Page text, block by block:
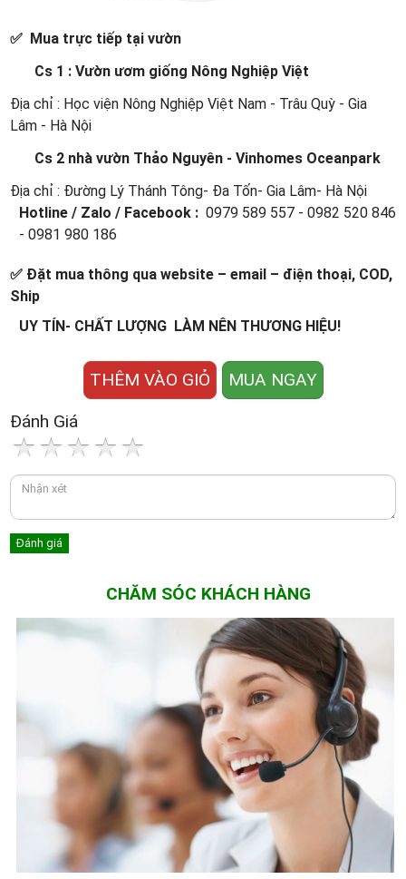
✅ Mua trực tiếp tại vườn
Cs 1 : Vườn ươm giống Nông Nghiệp Việt
Địa chỉ : Học viện Nông Nghiệp Việt Nam - Trâu Quỳ - Gia
Lâm - Hà Nội
Cs 2 nhà vườn Thảo Nguyên - Vinhomes Oceanpark
Địa chỉ : Đường Lý Thánh Tông- Đa Tốn- Gia Lâm- Hà Nội
Hotline / Zalo / Facebook : 0979 589 557 - 0982 520 846
- 0981 980 186
✅ Đặt mua thông qua website – email – điện thoại, COD,
Ship
UY TÍN- CHẤT LƯỢNG LÀM NÊN THƯƠNG HIỆU!
THÊM VÀO GIỎ
MUA NGAY
Đánh Giá
CHĂM SÓC KHÁCH HÀNG